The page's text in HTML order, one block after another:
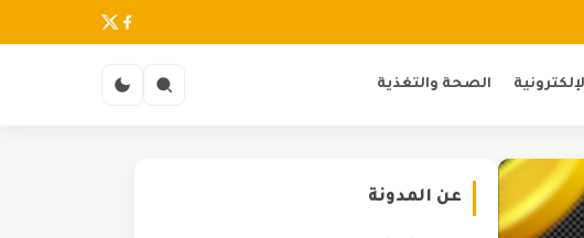
الصحة والتغذية
عن المدونة